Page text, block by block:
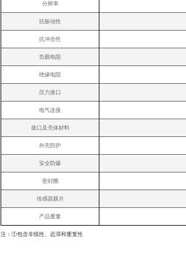
分辨率
抗振动性
抗冲击性
负载电阻
绝缘电阻
压力接口
电气连接
接口及壳体材料
外壳防护
安全防爆
密封圈
传感器膜片
产品重量
注：①包含非线性、迟滞和重复性